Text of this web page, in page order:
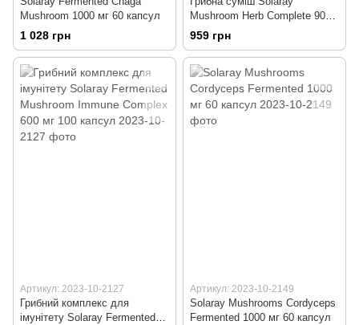
Mushroom 1000 мг 60 капсул
1 028 грн
Mushroom Herb Complete 90
капсул
959 грн
Артикул: 2023-10-2127
Грибний комплекс для
імунітету Solaray Fermented
Артикул: 2023-10-2149
Solaray Mushrooms Cordyceps
Fermented 1000 мг 60 капсул